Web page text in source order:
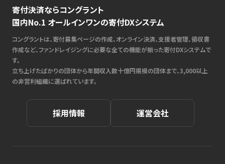
寄付決済ならコングラント
国内No.1 オールインワンの寄付DXシステム
コングラントは、寄付募集ページの作成、オンライン決済、支援者管理、領収書
作成など、ファンドレイジングに必要な全ての機能が揃った寄付DXシステムで
す。
立ち上げたばかりの団体から年間収入数十億円規模の団体まで、3,000以上
の非営利組織に選ばれています。
採用情報 運営会社